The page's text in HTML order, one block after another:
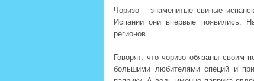
Чоризо – знаменитые свиные
Испании они впервые появились.
регионов.
Говорят, что чоризо обязаны
большими любителями специй и